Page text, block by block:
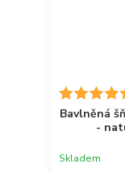
Bavlněná
-
Skladem